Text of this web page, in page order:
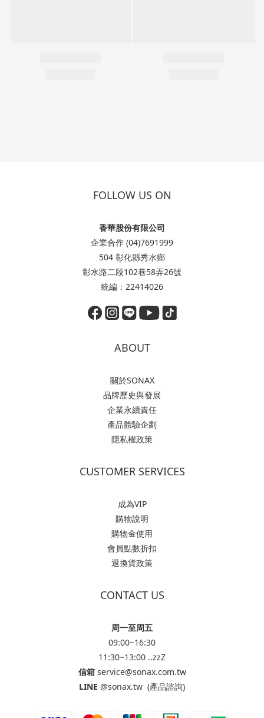
FOLLOW US ON
香華股份有限公司
企業合作 (04)7691999
504 彰化縣秀水鄉
彰水路二段102巷58弄26號
統編：22414026
ABOUT
關於SONAX
品牌歷史與發展
企業永續責任
產品體驗企劃
隱私權政策
CUSTOMER SERVICES
成為VIP
購物說明
購物金使用
會員點數折扣
退換貨政策
CONTACT US
周一至周五
09:00~16:30
11:30~13:00 ..zzZ
信箱service@sonax.com.tw
LINE @sonax.tw (產品諮詢)